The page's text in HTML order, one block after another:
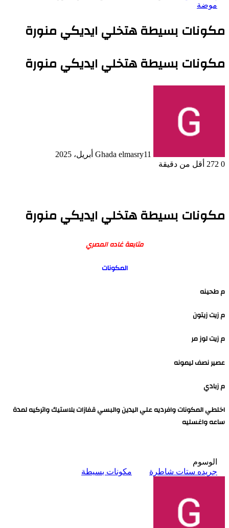
موضة
مكونات بسيطة هتخلي ايديكي منورة
مكونات بسيطة هتخلي ايديكي منورة
Ghada elmasry11 أبريل، 2025
0
أقل من دقيقة
مكونات بسيطة هتخلي ايديكي منورة
متابعة غاده المصري
المكونات
م طحينه
م زيت زيتون
م زيت لوز مر
عصير نصف ليمونه
م زبادي
اخلطي المكونات وافرديه علي اليدين والبسي قفازات بلاستيك واتركيه لمدة
ساعه واغسليه
الوسوم
جريده ستات شاطرة
مكونات بسيطة